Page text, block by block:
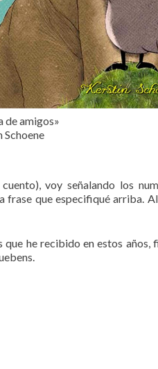
de amigos»
voy señalando los
frase que especifiqué arriba.
he recibido en estos años,